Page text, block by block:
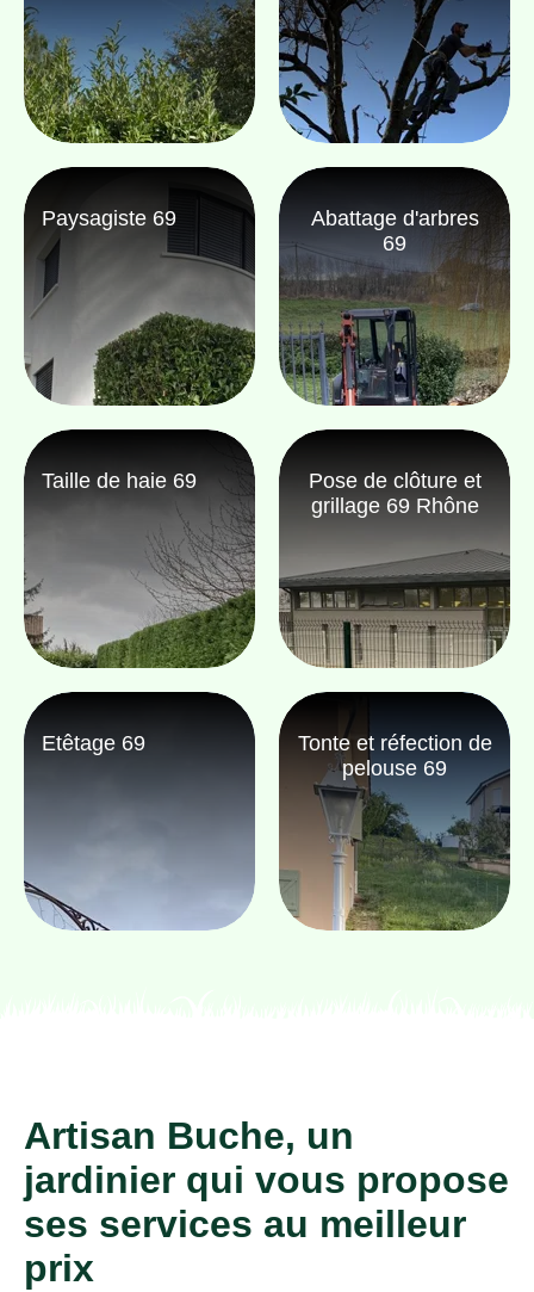
Paysagiste 69
Abattage d'arbres
69
Taille de haie 69
Pose de clôture et
grillage 69 Rhône
Etêtage 69
Tonte et réfection de
pelouse 69
Artisan Buche, un
jardinier qui vous propose
ses services au meilleur
prix